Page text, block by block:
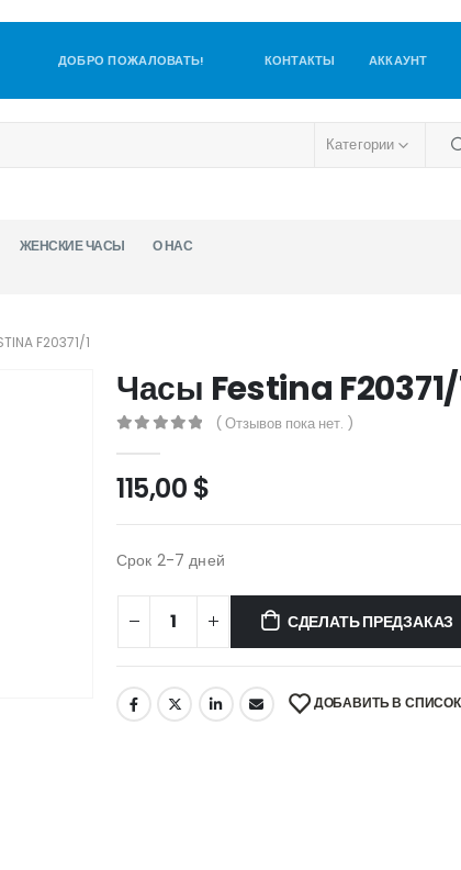
ДОБРО ПОЖАЛОВАТЬ! КОНТАКТЫ АККАУНТ
Категории
ЖЕНСКИЕ ЧАСЫ О НАС
F20371/1
Часы Festina F20371/
( Отзывов пока нет. )
115,00 $
Срок 2-7 дней
СДЕЛАТЬ ПРЕДЗАКАЗ
ДОБАВИТЬ В